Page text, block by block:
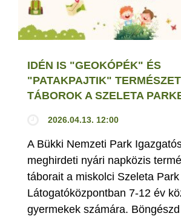
IDÉN IS "GEOKÓPÉK" ÉS
"PATAKPAJTIK"
TÁBOROK A SZELETA
2026.04.13. 12:00
A Bükki Nemzeti Park
meghirdeti nyári napközis
táborait a miskolci Szeleta Park
Látogatóközpontban 7-12 év
gyermekek számára.